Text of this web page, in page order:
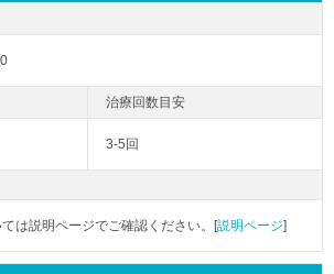
3-5回
は説明ページでご確認ください。[説明ページ]